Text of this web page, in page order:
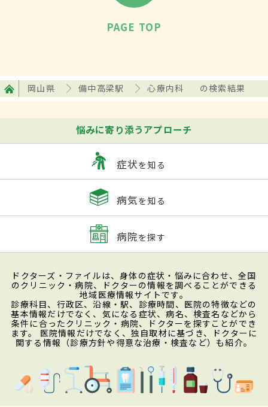
PAGE TOP
岡山県 備中高梁駅 心療内科 の検索結果
悩みに寄り添うアプローチ
症状を知る
病気を知る
病院を探す
ドクターズ・ファイルは、身体の症状・悩みに合わせ、全国
のクリニック・病院、ドクターの情報を調べることができる
地域医療情報サイトです。
診療科目、行政区、沿線・駅、診療時間、医院の特徴などの
基本情報だけでなく、気になる症状、病名、検査名などから
条件に合ったクリニック・病院、ドクターを探すことができ
ます。 医院情報だけでなく、独自取材に基づき、ドクターに
関する情報（診療方針や得意な治療・検査など）も紹介。